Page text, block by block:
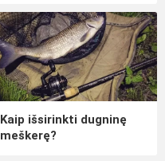
Kaip išsirinkti dugninę
meškerę?